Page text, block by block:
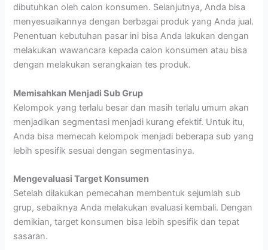
dibutuhkan oleh calon konsumen. Selanjutnya, Anda bisa
menyesuaikannya dengan berbagai produk yang Anda jual.
Penentuan kebutuhan pasar ini bisa Anda lakukan dengan
melakukan wawancara kepada calon konsumen atau bisa
dengan melakukan serangkaian tes produk.
Memisahkan Menjadi Sub Grup
Kelompok yang terlalu besar dan masih terlalu umum akan
menjadikan segmentasi menjadi kurang efektif. Untuk itu,
Anda bisa memecah kelompok menjadi beberapa sub yang
lebih spesifik sesuai dengan segmentasinya.
Mengevaluasi Target Konsumen
Setelah dilakukan pemecahan membentuk sejumlah sub
grup, sebaiknya Anda melakukan evaluasi kembali. Dengan
demikian, target konsumen bisa lebih spesifik dan tepat
sasaran.